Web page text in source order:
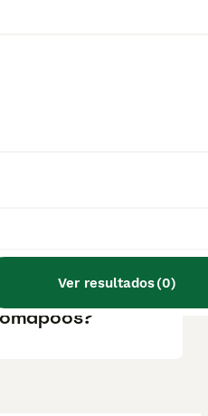
Ver resultados(0)
amigables e
compañero
perro
especiales